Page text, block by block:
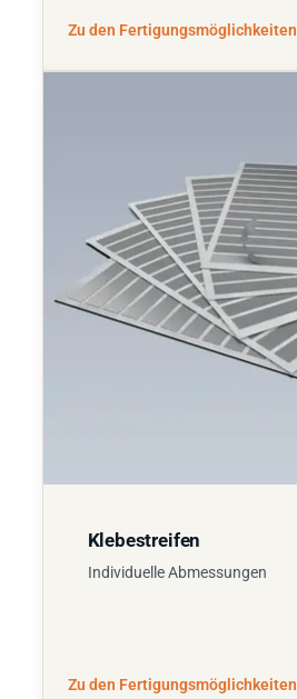
Zu den Fertigungsmöglichkeiten
Klebestreifen
Individuelle Abmessungen
Zu den Fertigungsmöglichkeiten